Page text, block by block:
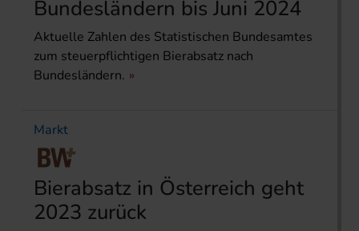
Bundesländern bis Juni 2024
Aktuelle Zahlen des Statistischen Bundesamtes
zum steuerpflichtigen Bierabsatz nach
Bundesländern.
Markt
Bierabsatz in Österreich geht
2023 zurück